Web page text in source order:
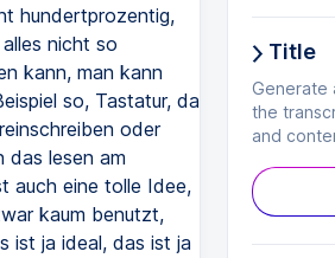
hundertprozentig,
nicht so
kann, man kann
so, Tastatur, da
oder
das lesen am
auch eine tolle Idee,
kaum benutzt,
ist ja ideal, das ist ja
Title
Generate
the
and